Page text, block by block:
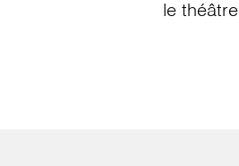
le théâtre